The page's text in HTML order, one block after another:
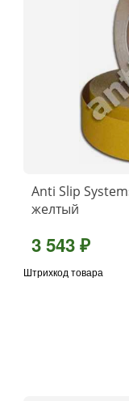
Anti Slip
желтый
3 543 ₽
Штрихкод товара